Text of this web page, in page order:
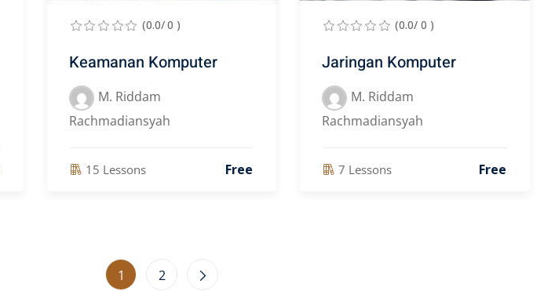
(0.0/ 0 )
Keamanan Komputer
M. Riddam
Rachmadiansyah
15 Lessons Free
(0.0/ 0 )
Jaringan Komputer
M. Riddam
Rachmadiansyah
7 Lessons Free
1 2